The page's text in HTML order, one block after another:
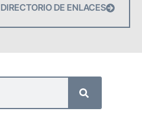
DIRECTORIO DE ENLACES